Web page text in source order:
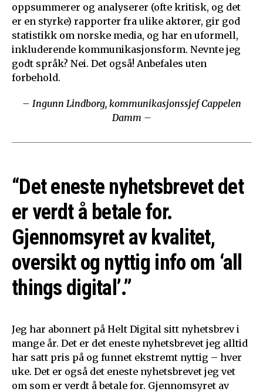
oppsummerer og analyserer (ofte kritisk, og det
er en styrke) rapporter fra ulike aktører, gir god
statistikk om norske media, og har en uformell,
inkluderende kommunikasjonsform. Nevnte jeg
godt språk? Nei. Det også! Anbefales uten
forbehold.
– Ingunn Lindborg, kommunikasjonssjef Cappelen
Damm –
“Det eneste nyhetsbrevet det
er verdt å betale for.
Gjennomsyret av kvalitet,
oversikt og nyttig info om ‘all
things digital’.”
Jeg har abonnert på Helt Digital sitt nyhetsbrev i
mange år. Det er det eneste nyhetsbrevet jeg alltid
har satt pris på og funnet ekstremt nyttig – hver
uke. Det er også det eneste nyhetsbrevet jeg vet
om som er verdt å betale for. Gjennomsyret av